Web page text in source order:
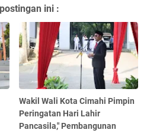
ini :
Wakil Wali Kota Cimahi Pimpin
Peringatan Hari Lahir
Pancasila," Pembangunan